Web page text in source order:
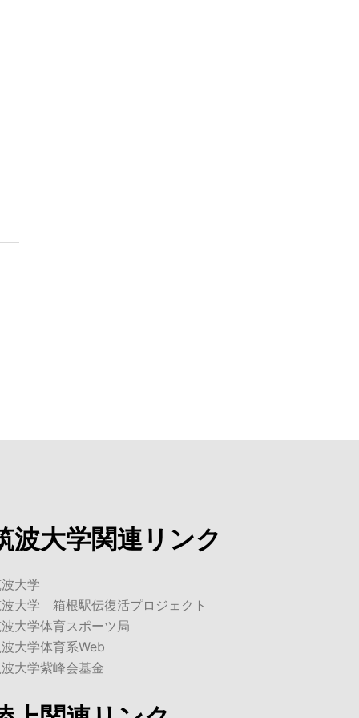
波大学関連リンク
大学
大学 箱根駅伝復活プロジェクト
大学体育スポーツ局
大学体育系Web
大学紫峰会基金